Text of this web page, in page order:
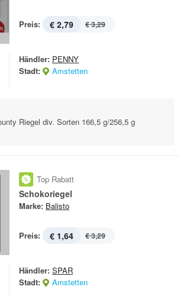
Preis: € 2,79 € 3,29
Händler: PENNY
Stadt:
Amstetten
Riegel div. Sorten 166,5 g/256,5 g
Top Rabatt
Schokoriegel
Marke: Balisto
Preis: € 1,64 € 3,29
Händler: SPAR
Stadt:
Amstetten